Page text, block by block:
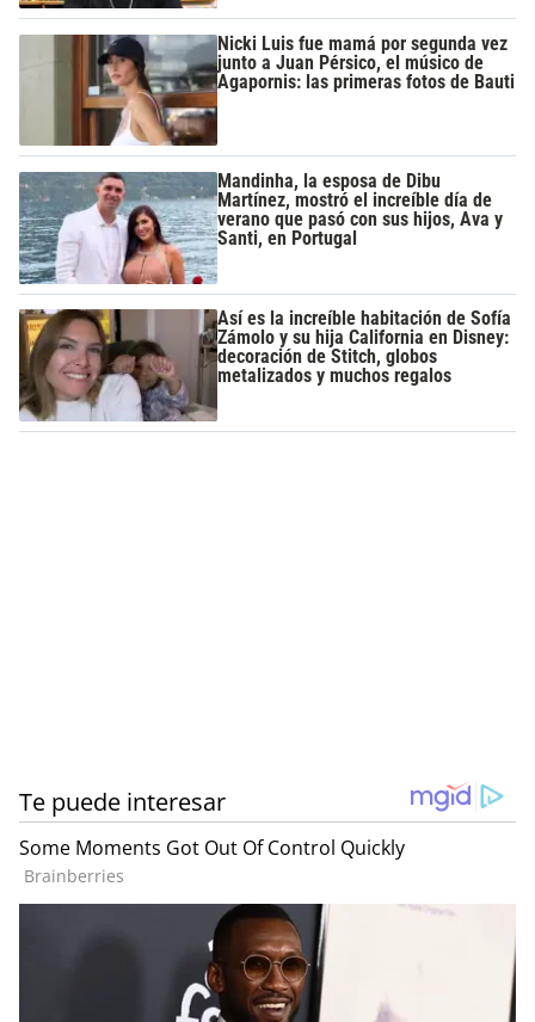
Nicki Luis fue mamá por segunda vez
junto a Juan Pérsico, el músico de
Agapornis: las primeras fotos de Bauti
Mandinha, la esposa de Dibu
Martínez, mostró el increíble día de
verano que pasó con sus hijos, Ava y
Santi, en Portugal
Así es la increíble habitación de Sofía
Zámolo y su hija California en Disney:
decoración de Stitch, globos
metalizados y muchos regalos